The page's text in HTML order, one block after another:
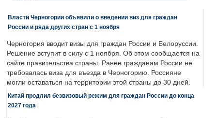
Власти Черногории объявили о введении виз для граждан
России и ряда других стран с 1 ноября
Черногория вводит визы для граждан России и Белоруссии.
Решение вступит в силу с 1 ноября. Об этом сообщается на
сайте правительства страны. Ранее гражданам России не
требовалась виза для въезда в Черногорию. Россияне
могли оставаться на территории этой страны до 30 дней.
Китай продлил безвизовый режим для граждан России до конца
2027 года